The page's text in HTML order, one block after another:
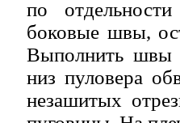
по
боковые швы,
Выполнить швы
низ пуловера
незашитых